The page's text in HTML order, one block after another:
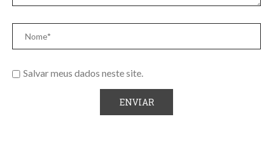
Salvar meus dados neste site.